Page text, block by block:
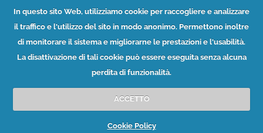
In questo sito Web, utilizziamo cookie per raccogliere e analizzare
il traffico e l'utilizzo del sito in modo anonimo. Permettono inoltre
di monitorare il sistema e migliorarne le prestazioni e l'usabilità.
La disattivazione di tali cookie può essere eseguita senza alcuna
perdita di funzionalità.
ACCETTO
Cookie Policy